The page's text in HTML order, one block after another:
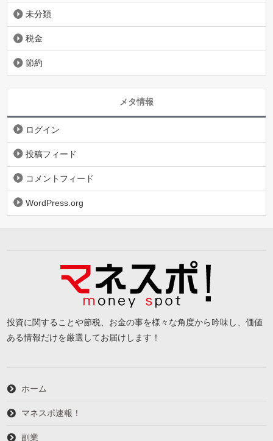
未分類
税金
節約
メタ情報
ログイン
投稿フィード
コメントフィード
WordPress.org
投資に関することや節税、お金の事を様々な角度から吟味し、価値
ある情報だけを厳選してお届けします！
ホーム
マネスポ速報！
副業